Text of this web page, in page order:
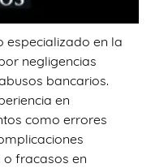
especializado en la
negligencias
bancarios.
en
como errores
fracasos en